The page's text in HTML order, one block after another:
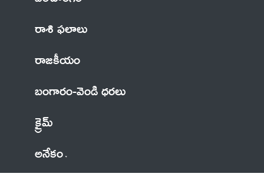
రాశి ఫలాలు
రాజకీయం
బంగారం-వెండి ధరలు
క్రైమ్
అనేకం